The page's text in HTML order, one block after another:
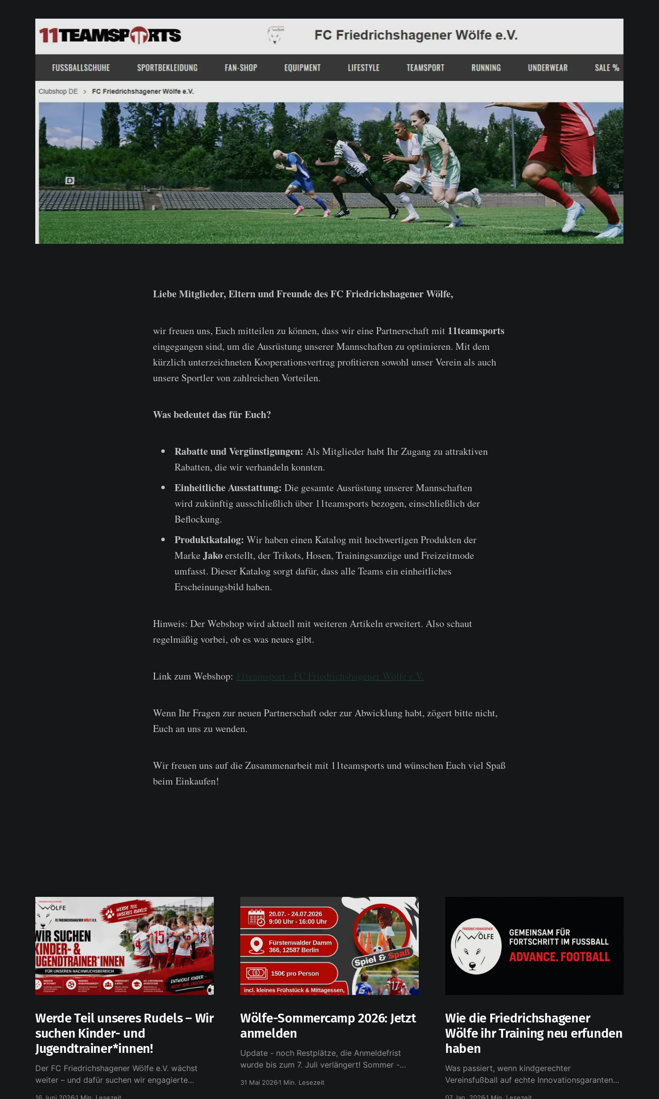
Liebe Mitglieder, Eltern und Freunde des FC Friedrichshagener Wölfe,
wir freuen uns, Euch mitteilen zu können, dass wir eine Partnerschaft mit 11teamsports
eingegangen sind, um die Ausrüstung unserer Mannschaften zu optimieren. Mit dem
kürzlich unterzeichneten Kooperationsvertrag profitieren sowohl unser Verein als auch
unsere Sportler von zahlreichen Vorteilen.
Was bedeutet das für Euch?
Rabatte und Vergünstigungen: Als Mitglieder habt Ihr Zugang zu attraktiven
Rabatten, die wir verhandeln konnten.
Einheitliche Ausstattung: Die gesamte Ausrüstung unserer Mannschaften
wird zukünftig ausschließlich über 11teamsports bezogen, einschließlich der
Beflockung.
Produktkatalog: Wir haben einen Katalog mit hochwertigen Produkten der
Marke Jakoerstellt, der Trikots, Hosen, Trainingsanzüge und Freizeitmode
umfasst. Dieser Katalog sorgt dafür, dass alle Teams ein einheitliches
Erscheinungsbild haben.
Hinweis: Der Webshop wird aktuell mit weiteren Artikeln erweitert. Also schaut
regelmäßig vorbei, ob es was neues gibt.
Link zum Webshop: 11teamsport - FC Friedrichshagener Wölfe e.V.
Wenn Ihr Fragen zur neuen Partnerschaft oder zur Abwicklung habt, zögert bitte nicht,
Euch an uns zu wenden.
Wir freuen uns auf die Zusammenarbeit mit 11teamsports und wünschen Euch viel Spaß
beim Einkaufen!
Werde Teil unseres Rudels – Wir
suchen Kinder- und
Jugendtrainer*innen!
Der FC Friedrichshagener Wölfe e.V. wächst
weiter – und dafür suchen wir engagierte
Wölfe-Sommercamp 2026: Jetzt
anmelden
Update - noch Restplätze, die Anmeldefrist
wurde bis zum 7. Juli verlängert! Sommer -
31 Mai 20261 Min. Lesezeit
Wie die Friedrichshagener
Wölfe ihr Training neu erfunden
haben
Was passiert, wenn kindgerechter
Vereinsfußball auf echte Innovationsgaranten